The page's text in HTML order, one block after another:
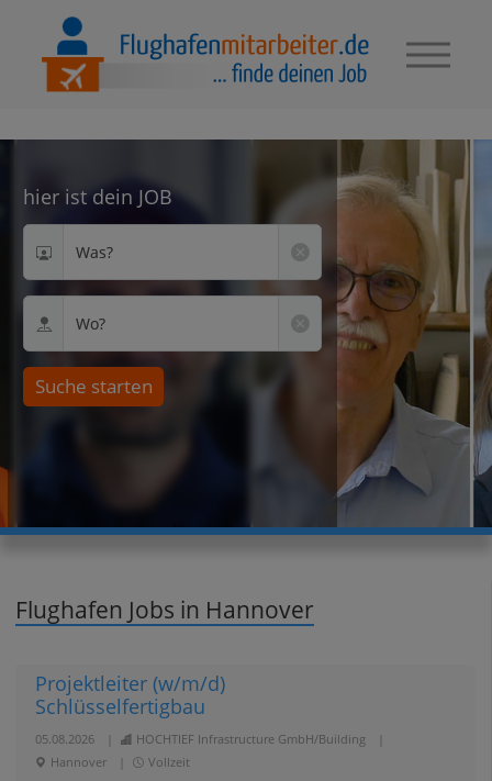
hier ist dein JOB
Was?
Wo?
Suche starten
Flughafen Jobs in Hannover
Projektleiter (w/m/d)
Schlüsselfertigbau
05.08.2026 HOCHTIEF Infrastructure GmbH/Building
Hannover
Vollzeit